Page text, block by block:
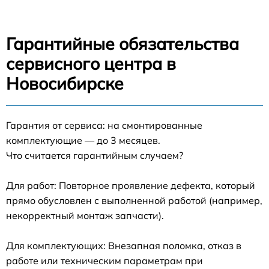
Гарантийные обязательства
сервисного центра в
Новосибирске
Гарантия от сервиса: на смонтированные
комплектующие — до 3 месяцев.
Что считается гарантийным случаем?
Для работ: Повторное проявление дефекта, который
прямо обусловлен с выполненной работой (например,
некорректный монтаж запчасти).
Для комплектующих: Внезапная поломка, отказ в
работе или техническим параметрам при